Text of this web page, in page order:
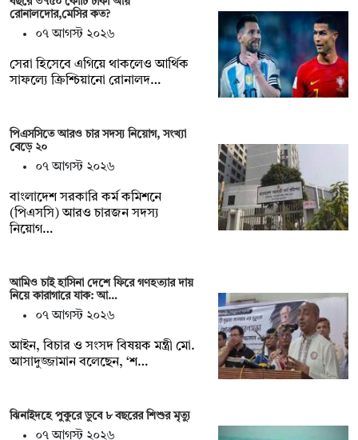
রোনালদোর,মেসির কত?
০৭ আগস্ট ২০২৬
সেরা হিসেবে এগিয়ে থাকলেও আর্থিক
সাফল্যে ক্রিশ্চিয়ানো রোনালদ…
পিএসসিতে আরও চার সদস্য নিয়োগ, সংখ্যা
বেড়ে ২০
০৭ আগস্ট ২০২৬
বাংলাদেশ সরকারি কর্ম কমিশনে
(পিএসসি) আরও চারজন সদস্য
নিয়োগ…
আমিও চাই হাসিনা দেশে ফিরে গণহত্যার দায়
নিয়ে কারাগারে যাক: আ…
০৭ আগস্ট ২০২৬
আইন, বিচার ও সংসদ বিষয়ক মন্ত্রী মো.
আসাদুজ্জামান বলেছেন, ‘শ…
ঝিনাইদহে পুকুরে ডুবে ৮ বছরের শিশুর মৃত্যু
০৭ আগস্ট ২০২৬